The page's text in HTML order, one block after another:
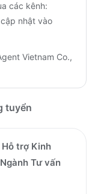
các kênh:
nhật vào
Vietnam Co.,
tuyển
trợ Kinh
Tư vấn